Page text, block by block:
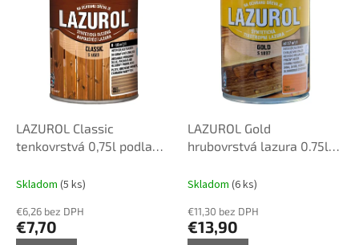
LAZUROL Classic
tenkovrstvá 0,75l podla
Skladom (5 ks)
€6,26 bez DPH
€7,70
LAZUROL Gold
hrubovrstvá lazura 0.75l
Skladom (6 ks)
€11,30 bez DPH
€13,90